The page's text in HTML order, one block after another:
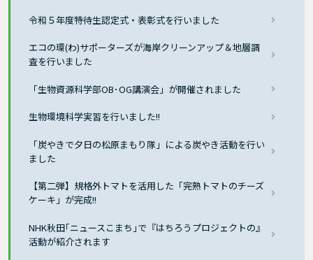
令和５年度特待生認定式・表彰式を行いました
エコの環(わ)サポーターズが海岸クリーンアップ＆地層調
査を行いました
「生物資源科学部OB･OG講演会」が開催されました
生物環境科学実習を行いました!!
「炭やきで夕日の松原まもり隊」による炭やき活動を行い
ました
【第二弾】規格外トマトを活用した「完熟トマトのチーズ
ケーキ」が完成!!
NHK秋田｢ニュースこまち｣で『はちろうプロジェクトの』
活動が紹介されます